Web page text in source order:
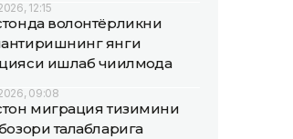
12:15
волонтёрликни
янги
ишлаб чиқилмоқда
09:08
миграция тизимини
талабларига